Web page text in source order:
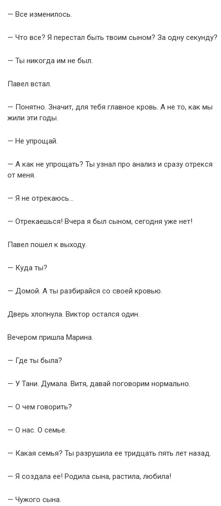
— Все изменилось.
— Что все? Я перестал быть твоим сыном? За одну секунду?
— Ты никогда им не был.
Павел встал.
— Понятно. Значит, для тебя главное кровь. А не то, как мы
жили эти годы.
— Не упрощай.
— А как не упрощать? Ты узнал про анализ и сразу отрекся
от меня.
— Я не отрекаюсь…
— Отрекаешься! Вчера я был сыном, сегодня уже нет!
Павел пошел к выходу.
— Куда ты?
— Домой. А ты разбирайся со своей кровью.
Дверь хлопнула. Виктор остался один.
Вечером пришла Марина.
— Где ты была?
— У Тани. Думала. Витя, давай поговорим нормально.
— О чем говорить?
— О нас. О семье.
— Какая семья? Ты разрушила ее тридцать пять лет назад.
— Я создала ее! Родила сына, растила, любила!
— Чужого сына.